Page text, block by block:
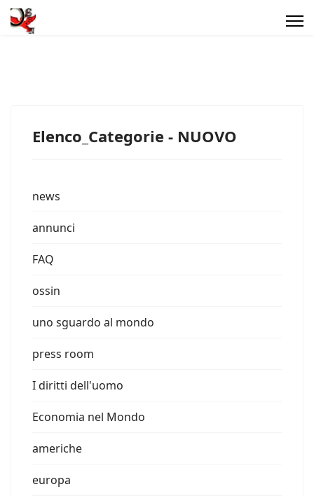
Elenco_Categorie - NUOVO
news
annunci
FAQ
ossin
uno sguardo al mondo
press room
I diritti dell'uomo
Economia nel Mondo
americhe
europa